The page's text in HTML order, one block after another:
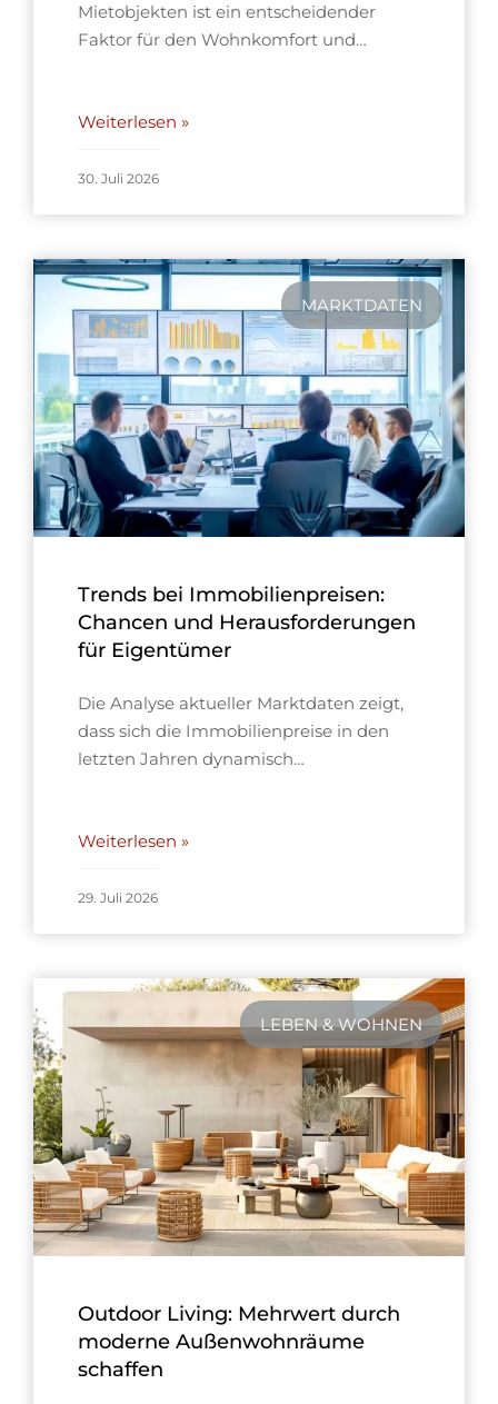
Mietobjekten ist ein entscheidender
Faktor für den Wohnkomfort und…
Weiterlesen »
30. Juli 2026
MARKTDATEN
Trends bei Immobilienpreisen:
Chancen und Herausforderungen
für Eigentümer
Die Analyse aktueller Marktdaten zeigt,
dass sich die Immobilienpreise in den
letzten Jahren dynamisch…
Weiterlesen »
29. Juli 2026
LEBEN & WOHNEN
Outdoor Living: Mehrwert durch
moderne Außenwohnräume
schaffen